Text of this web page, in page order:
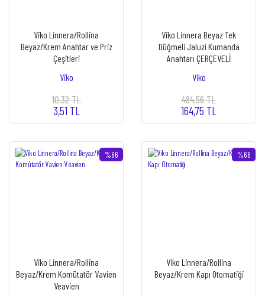
Viko Linnera/Rollina
Beyaz/Krem Anahtar ve Priz
Çeşitleri
Viko
10,32 TL
3,51 TL
Viko Linnera Beyaz Tek
Düğmeli Jaluzi Kumanda
Anahtarı ÇERÇEVELİ
Viko
484,56 TL
164,75 TL
%66
Viko Linnera/Rollina
Beyaz/Krem Komütatör Vavien
Veavien
%66
Viko Linnera/Rollina
Beyaz/Krem Kapı Otomatiği